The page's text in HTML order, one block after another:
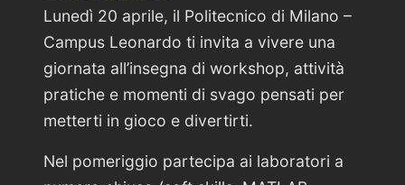
Lunedì 20 aprile, il Politecnico di Milano –
Campus Leonardo ti invita a vivere una
giornata all’insegna di workshop, attività
pratiche e momenti di svago pensati per
metterti in gioco e divertirti.
Nel pomeriggio partecipa ai laboratori a